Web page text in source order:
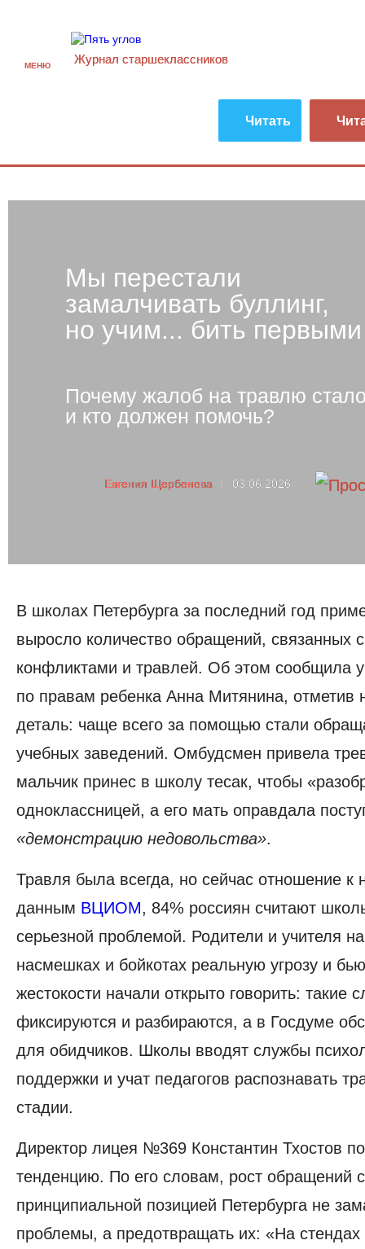
МЕНЮ Журнал старшекласcников
Читать
Мы перестали
замалчивать буллинг,
но учим... бить первыми
Почему жалоб на травлю
и кто должен помочь?
Евгения Щербенева | 03.06.2026
В школах Петербурга за последний год
выросло количество обращений, связанных
конфликтами и травлей. Об этом сообщила
по правам ребенка Анна Митянина, отметив
деталь: чаще всего за помощью стали
учебных заведений. Омбудсмен привела
мальчик принес в школу тесак, чтобы
одноклассницей, а его мать оправдала
«демонстрацию недовольства».
Травля была всегда, но сейчас отношение к
данным ВЦИОМ, 84% россиян считают
серьезной проблемой. Родители и учителя
насмешках и бойкотах реальную угрозу и
жестокости начали открыто говорить: такие
фиксируются и разбираются, а в Госдуме
для обидчиков. Школы вводят службы
поддержки и учат педагогов распознавать
стадии.
Директор лицея №369 Константин Тхостов
тенденцию. По его словам, рост обращений
принципиальной позицией Петербурга не
проблемы, а предотвращать их: «На